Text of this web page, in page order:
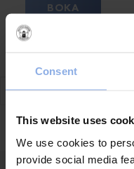
Consent
This website uses
We use cookies to
provide social media
BOKA